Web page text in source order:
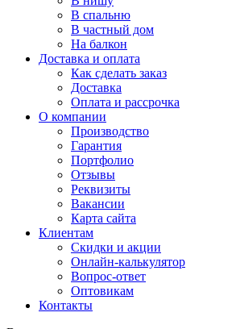
В спальню
В частный дом
На балкон
Доставка и оплата
Как сделать заказ
Доставка
Оплата и рассрочка
О компании
Производство
Гарантия
Портфолио
Отзывы
Реквизиты
Вакансии
Карта сайта
Клиентам
Скидки и акции
Онлайн-калькулятор
Вопрос-ответ
Оптовикам
Контакты